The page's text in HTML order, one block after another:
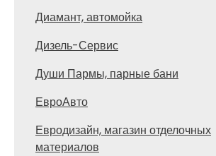
Диамант, автомойка
Дизель-Сервис
Души Пармы, парные бани
ЕвроАвто
Евродизайн, магазин отделочных
материалов